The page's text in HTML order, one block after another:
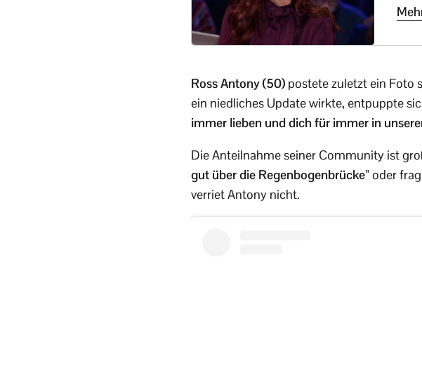
Ross Antony (50) postete zuletzt ein Foto
ein niedliches Update wirkte, entpuppte
immer lieben und dich für immer in
Die Anteilnahme seiner Community ist
gut über die Regenbogenbrücke”oder
verriet Antony nicht.